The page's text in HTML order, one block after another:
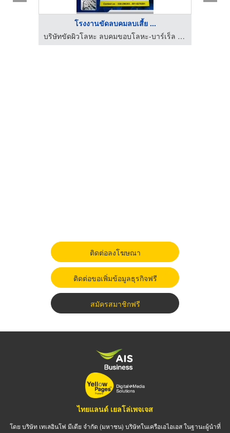
โรงงานขัดลบคมลบเสี้ย ...
บริษัทขัดผิวโลหะ ลบคมขอบโลหะ-บาร์เร็ล เซอร์วิส
ติดต่อลงโฆษณา
ติดต่อขอเพิ่มข้อมูลธุรกิจฟรี
สมัครสมาชิกฟรี
ไทยแลนด์ เยลโล่เพจเจส
โดย บริษัท เทเลอินโฟ มีเดีย จำกัด (มหาชน) บริษัทในเครือเอไอเอส ในฐานะผู้นำที่